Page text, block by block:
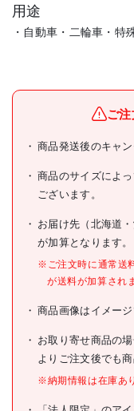
用途
・自動車・二輪車・特
ブランド名
商品名
型式
JANコード
材質/仕上
原産国
ご
商品発送後のキャ
商品のサイズによ
ございます。
お届け先（北海道
が加算となります。
※ご注文時に通常送
が送料が加算され
商品画像はイメー
お取り寄せ商品の
よりご注文後でも
※納期情報は在庫あ